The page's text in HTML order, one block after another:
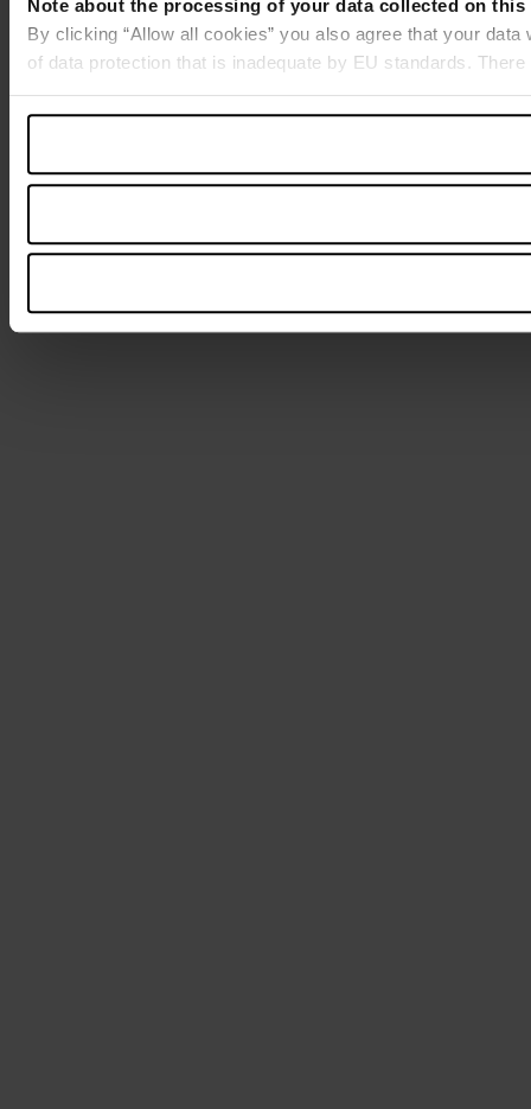
Note about the processing of your data collected on
By clicking “Allow all cookies” you also agree that your
of data protection that is inadequate by EU standards.